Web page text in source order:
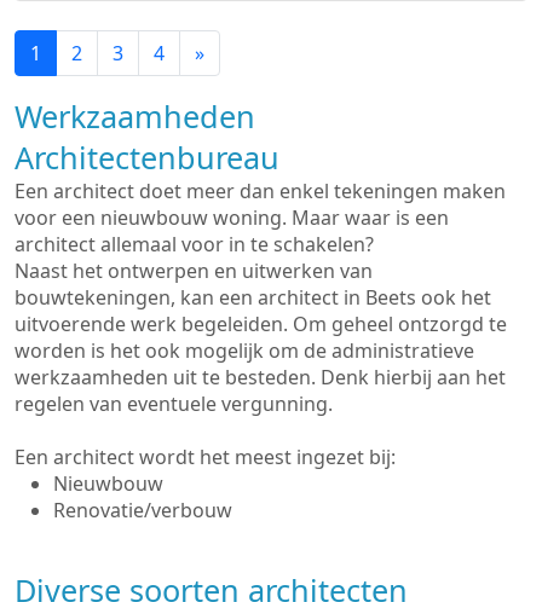
1 2 3 4 »
Werkzaamheden
Architectenbureau
Een architect doet meer dan enkel tekeningen maken
voor een nieuwbouw woning. Maar waar is een
architect allemaal voor in te schakelen?
Naast het ontwerpen en uitwerken van
bouwtekeningen, kan een architect in Beets ook het
uitvoerende werk begeleiden. Om geheel ontzorgd te
worden is het ook mogelijk om de administratieve
werkzaamheden uit te besteden. Denk hierbij aan het
regelen van eventuele vergunning.
Een architect wordt het meest ingezet bij:
Nieuwbouw
Renovatie/verbouw
Diverse soorten architecten